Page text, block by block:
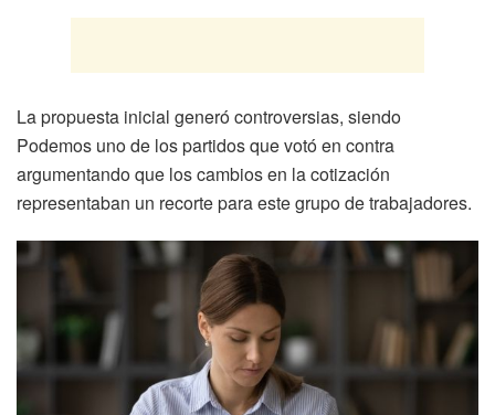
La propuesta inicial generó controversias, siendo
Podemos uno de los partidos que votó en contra
argumentando que los cambios en la cotización
representaban un recorte para este grupo de trabajadores.